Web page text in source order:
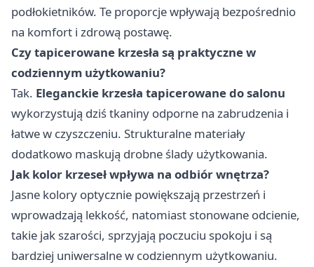
podłokietników. Te proporcje wpływają bezpośrednio
na komfort i zdrową postawę.
Czy tapicerowane krzesła są praktyczne w
codziennym użytkowaniu?
Tak. Eleganckie krzesła tapicerowane do salonu
wykorzystują dziś tkaniny odporne na zabrudzenia i
łatwe w czyszczeniu. Strukturalne materiały
dodatkowo maskują drobne ślady użytkowania.
Jak kolor krzeseł wpływa na odbiór wnętrza?
Jasne kolory optycznie powiększają przestrzeń i
wprowadzają lekkość, natomiast stonowane odcienie,
takie jak szarości, sprzyjają poczuciu spokoju i są
bardziej uniwersalne w codziennym użytkowaniu.